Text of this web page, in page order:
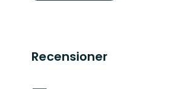
Recensioner